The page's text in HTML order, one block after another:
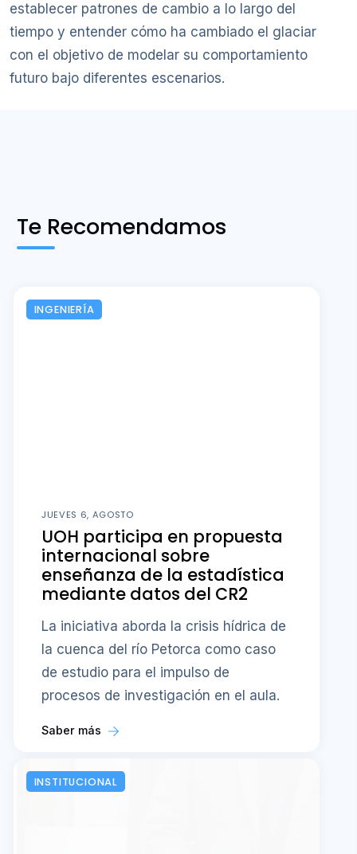
establecer patrones de cambio a lo largo del
tiempo y entender cómo ha cambiado el glaciar
con el objetivo de modelar su comportamiento
futuro bajo diferentes escenarios.
Te Recomendamos
INGENIERÍA
JUEVES 6, AGOSTO
UOH participa en propuesta
internacional sobre
enseñanza de la estadística
mediante datos del CR2
La iniciativa aborda la crisis hídrica de
la cuenca del río Petorca como caso
de estudio para el impulso de
procesos de investigación en el aula.
Saber más
INSTITUCIONAL